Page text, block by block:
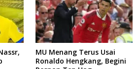
MU Menang Terus Usai
Ronaldo Hengkang, Begini